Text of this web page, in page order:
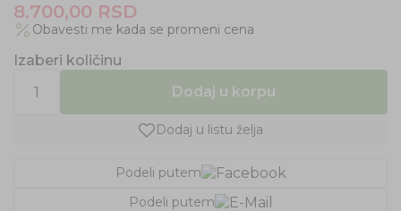
8.700,00 RSD
Obavesti me kada se promeni cena
Izaberi količinu
Dodaj u korpu
Dodaj u listu želja
Podeli putem
Podeli putem